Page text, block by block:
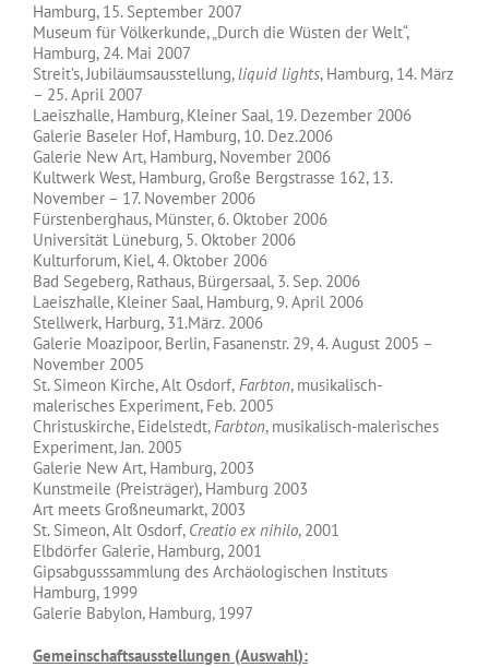
Hamburg, 15. September 2007
Museum für Völkerkunde, „Durch die Wüsten der Welt“,
Hamburg, 24. Mai 2007
Streit’s, Jubiläumsausstellung,liquid lights, Hamburg, 14. März
– 25. April 2007
Laeiszhalle, Hamburg, Kleiner Saal, 19. Dezember 2006
Galerie Baseler Hof, Hamburg, 10. Dez.2006
Galerie New Art, Hamburg, November 2006
Kultwerk West, Hamburg, Große Bergstrasse 162, 13.
November – 17. November 2006
Fürstenberghaus, Münster, 6. Oktober 2006
Universität Lüneburg, 5. Oktober 2006
Kulturforum, Kiel, 4. Oktober 2006
Bad Segeberg, Rathaus, Bürgersaal, 3. Sep. 2006
Laeiszhalle, Kleiner Saal, Hamburg, 9. April 2006
Stellwerk, Harburg, 31.März. 2006
Galerie Moazipoor, Berlin, Fasanenstr. 29, 4. August 2005 –
November 2005
St. Simeon Kirche, Alt Osdorf, Farbton, musikalisch-
malerisches Experiment, Feb. 2005
Christuskirche, Eidelstedt, Farbton, musikalisch-malerisches
Experiment, Jan. 2005
Galerie New Art, Hamburg, 2003
Kunstmeile (Preisträger), Hamburg 2003
Art meets Großneumarkt, 2003
St. Simeon, Alt Osdorf, Creatio ex nihilo, 2001
Elbdörfer Galerie, Hamburg, 2001
Gipsabgusssammlung des Archäologischen Instituts
Hamburg, 1999
Galerie Babylon, Hamburg, 1997
Gemeinschaftsausstellungen (Auswahl):